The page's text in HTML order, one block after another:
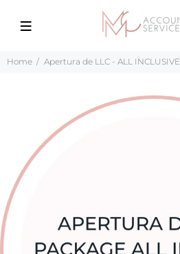
Home Apertura de LLC - ALL INCLUSIVE